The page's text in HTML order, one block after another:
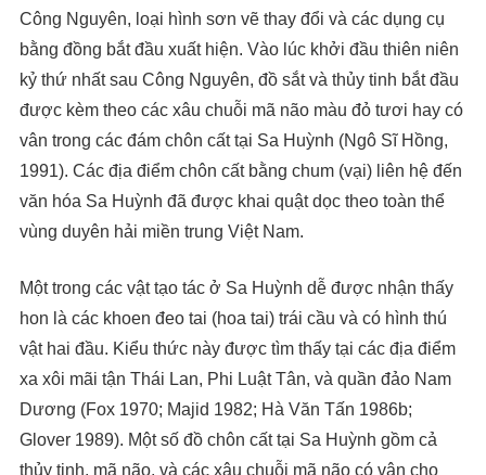
Công Nguyên, loại hình sơn vẽ thay đổi và các dụng cụ
bằng đồng bắt đầu xuất hiện. Vào lúc khởi đầu thiên niên
kỷ thứ nhất sau Công Nguyên, đồ sắt và thủy tinh bắt đầu
được kèm theo các xâu chuỗi mã não màu đỏ tươi hay có
vân trong các đám chôn cất tại Sa Huỳnh (Ngô Sĩ Hồng,
1991). Các địa điểm chôn cất bằng chum (vại) liên hệ đến
văn hóa Sa Huỳnh đã được khai quật dọc theo toàn thể
vùng duyên hải miền trung Việt Nam.
Một trong các vật tạo tác ở Sa Huỳnh dễ được nhận thấy
hon là các khoen đeo tai (hoa tai) trái cầu và có hình thú
vật hai đầu. Kiểu thức này được tìm thấy tại các địa điểm
xa xôi mãi tận Thái Lan, Phi Luật Tân, và quần đảo Nam
Dương (Fox 1970; Majid 1982; Hà Văn Tấn 1986b;
Glover 1989). Một số đồ chôn cất tại Sa Huỳnh gồm cả
thủy tinh, mã não, và các xâu chuỗi mã não có vân cho